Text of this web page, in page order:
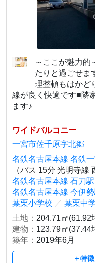
～ここが魅力的
たりと過ごせま
理整頓もはかど
線が良く快適です■隣
ます♪
ワイドバルコニー
一宮市佐千原字北郷
名鉄名古屋本線 名鉄
（バス 15分 光明寺線
名鉄名古屋本線 石刀駅
名鉄名古屋本線 今伊
葉栗小学校 ／ 葉栗中
土地： 204.71㎡(61.92
建物： 123.79㎡(37.44
築年： 2019年6月
＋特